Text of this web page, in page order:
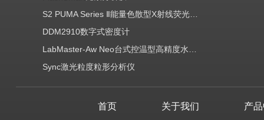
DDM2910数字式密度计
Sync激光粒度粒形分析仪
首页 关于我们 产